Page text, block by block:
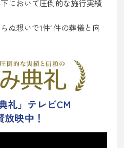
において圧倒的な施行実績
ぬ想いで1件1件の葬儀と向
礼」テレビCM
放映中！